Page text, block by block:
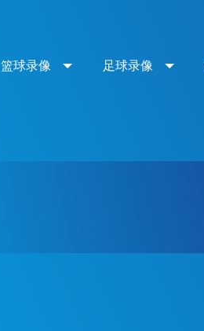
篮球录像 足球录像